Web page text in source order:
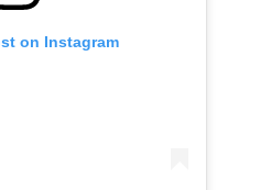
on Instagram